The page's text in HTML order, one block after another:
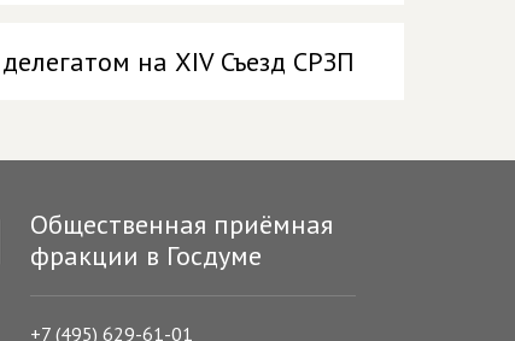
на XIV Съезд СРЗП
Общественная приёмная
фракции в Госдуме
+7 (495) 629-61-01